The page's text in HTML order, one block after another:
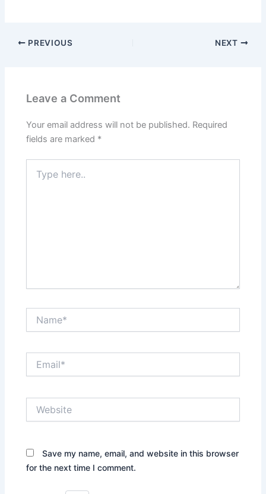
PREVIOUS NEXT
Leave a Comment
Your email address will not be published. Required
fields are marked *
here..
Save my name, email, and website in this browser
for the next time I comment.